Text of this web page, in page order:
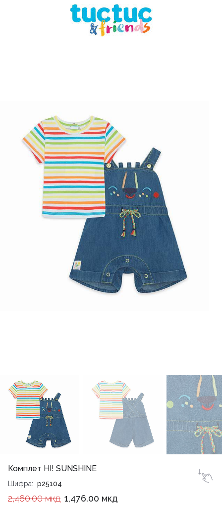
Комплет HI! SUNSHINE
Шифра p25104
2,460.00 мкд 1,476.00 мкд